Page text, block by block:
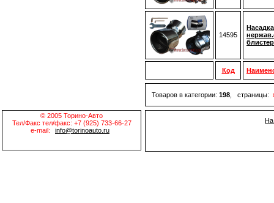
14595
Код
Товаров в категории: 198 , страницы:
© 2005 Торино-Авто
Тел/Факс тел/факс: +7 (925) 733-66-27
e-mail:
info@torinoauto.ru
На